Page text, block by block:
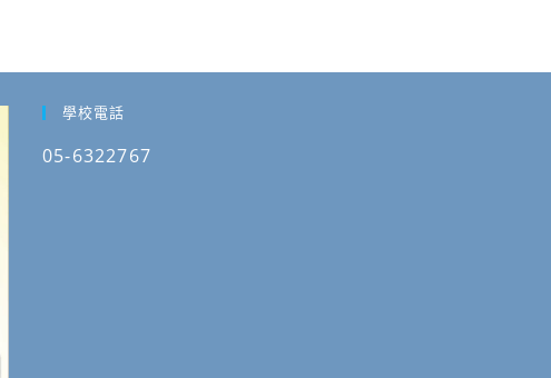
學校電話
05-6322767